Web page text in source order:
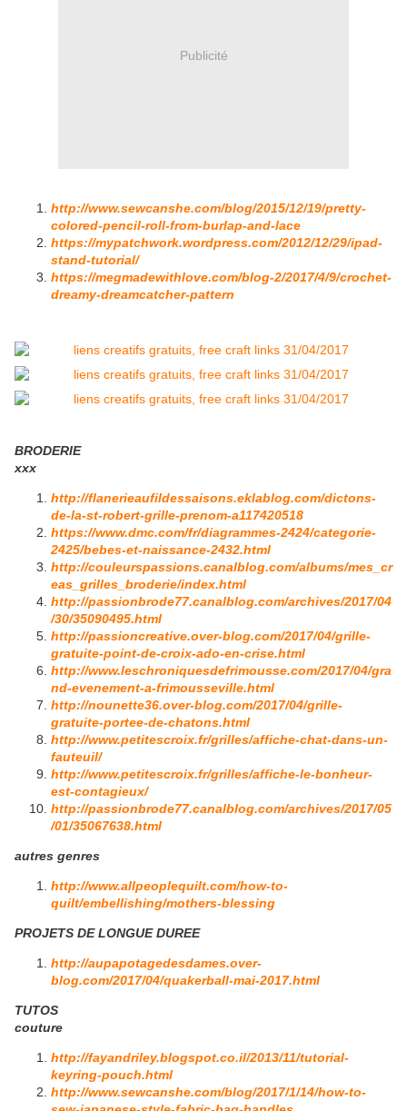
Publicité
http://www.sewcanshe.com/blog/2015/12/19/pretty-
colored-pencil-roll-from-burlap-and-lace
https://mypatchwork.wordpress.com/2012/12/29/ipad-
stand-tutorial/
https://megmadewithlove.com/blog-2/2017/4/9/crochet-
dreamy-dreamcatcher-pattern
BRODERIE
xxx
http://flanerieaufildessaisons.eklablog.com/dictons-
de-la-st-robert-grille-prenom-a117420518
https://www.dmc.com/fr/diagrammes-2424/categorie-
2425/bebes-et-naissance-2432.html
http://couleurspassions.canalblog.com/albums/mes_cr
eas_grilles_broderie/index.html
http://passionbrode77.canalblog.com/archives/2017/04
/30/35090495.html
http://passioncreative.over-blog.com/2017/04/grille-
gratuite-point-de-croix-ado-en-crise.html
http://www.leschroniquesdefrimousse.com/2017/04/gra
nd-evenement-a-frimousseville.html
http://nounette36.over-blog.com/2017/04/grille-
gratuite-portee-de-chatons.html
http://www.petitescroix.fr/grilles/affiche-chat-dans-un-
fauteuil/
http://www.petitescroix.fr/grilles/affiche-le-bonheur-
est-contagieux/
http://passionbrode77.canalblog.com/archives/2017/05
/01/35067638.html
autres genres
http://www.allpeoplequilt.com/how-to-
quilt/embellishing/mothers-blessing
PROJETS DE LONGUE DUREE
http://aupapotagedesdames.over-
blog.com/2017/04/quakerball-mai-2017.html
TUTOS
couture
http://fayandriley.blogspot.co.il/2013/11/tutorial-
keyring-pouch.html
http://www.sewcanshe.com/blog/2017/1/14/how-to-